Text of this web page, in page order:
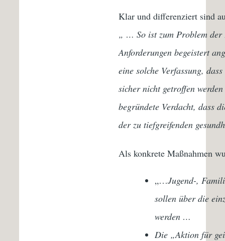
Klar und differenziert sind
„ … So ist zum Problem
Anforderungen begeistert
eine solche Verfassung,
sicher nicht getroffen
begründete Verdacht, dass
der zu tiefgreifenden
Als konkrete Maßnahmen
„…Jugend-,
sollen über die
werden …
Die „Aktion für